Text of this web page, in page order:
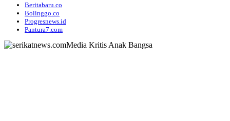
Beritabaru.co
Bolinggo.co
Progresnews.id
Pantura7.com